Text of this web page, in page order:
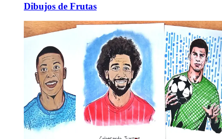
Dibujos de Frutas